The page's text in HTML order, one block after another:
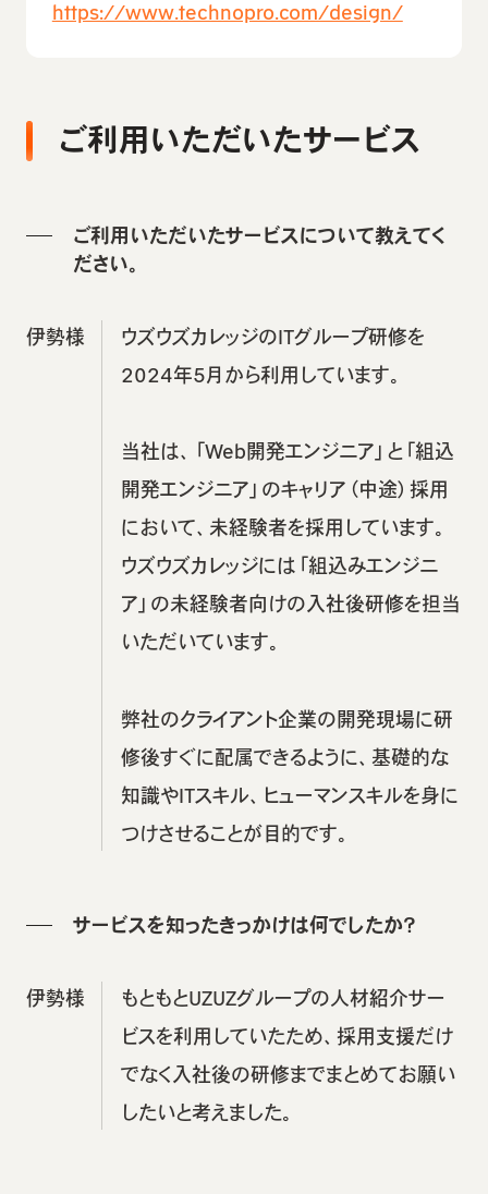
https://www.technopro.com/design/
ご利用いただいたサービス
ご利用いただいたサービスについて教えてく
ださい。
伊勢様
ウズウズカレッジのITグループ研修を
2024年5月から利用しています。
当社は、「Web開発エンジニア」と「組込
開発エンジニア」のキャリア（中途）採用
において、未経験者を採用しています。
ウズウズカレッジには「組込みエンジニ
ア」の未経験者向けの入社後研修を担当
いただいています。
弊社のクライアント企業の開発現場に研
修後すぐに配属できるように、基礎的な
知識やITスキル、ヒューマンスキルを身に
つけさせることが目的です。
サービスを知ったきっかけは何でしたか？
伊勢様
もともとUZUZグループの人材紹介サー
ビスを利用していたため、採用支援だけ
でなく入社後の研修までまとめてお願い
したいと考えました。